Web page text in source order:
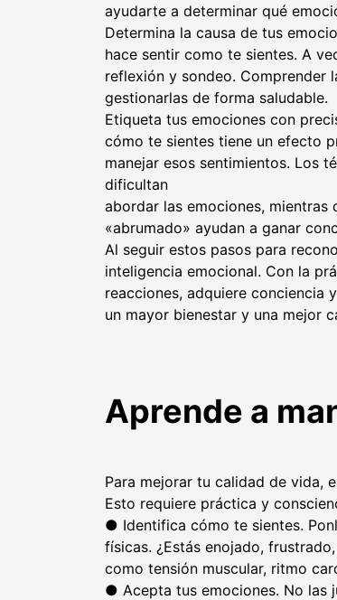
ayudarte a determinar qué
Determina la causa de tus
hace sentir como te sientes. A
reflexión y sondeo. Comprender
gestionarlas de forma saludable.
Etiqueta tus emociones con
cómo te sientes tiene un efecto
manejar esos sentimientos. Los
dificultan
abordar las emociones,
«abrumado» ayudan a ganar
Al seguir estos pasos para
inteligencia emocional. Con la
reacciones, adquiere conciencia
un mayor bienestar y una mejor
Aprende a
Para mejorar tu calidad de vida,
Esto requiere práctica y
● Identifica cómo te sientes.
físicas. ¿Estás enojado,
como tensión muscular, ritmo
● Acepta tus emociones. No las